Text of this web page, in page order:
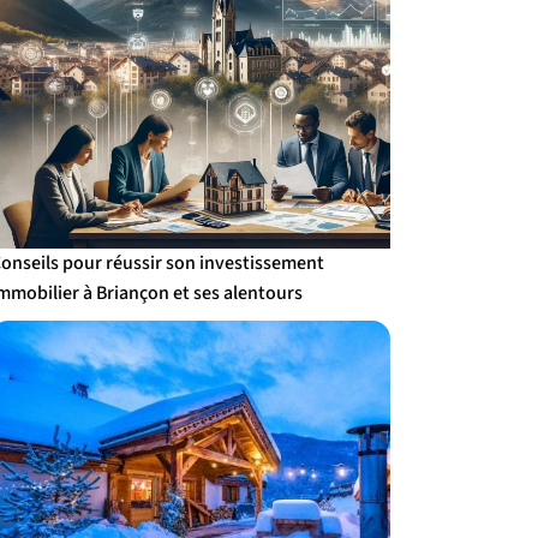
pour réussir son investissement
à Briançon et ses alentours